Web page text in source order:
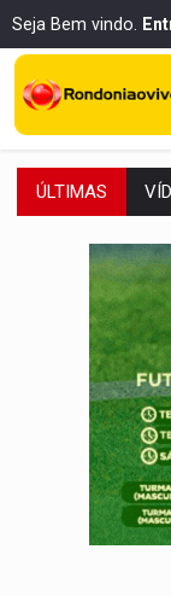
Seja Bem vindo.
ÚLTIMAS